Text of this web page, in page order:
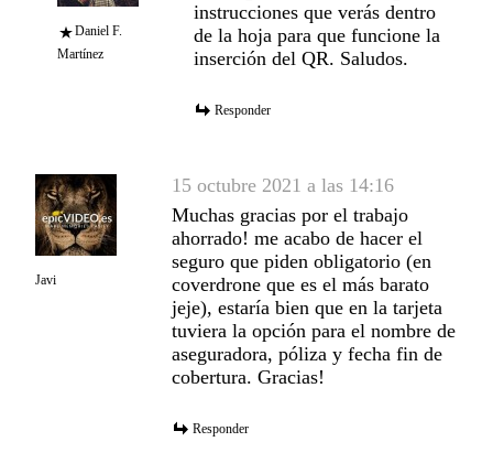
Daniel F.
Martínez
instrucciones que verás dentro
de la hoja para que funcione la
inserción del QR. Saludos.
Responder
Javi
15 octubre 2021 a las 14:16
Muchas gracias por el trabajo
ahorrado! me acabo de hacer el
seguro que piden obligatorio (en
coverdrone que es el más barato
jeje), estaría bien que en la tarjeta
tuviera la opción para el nombre de
aseguradora, póliza y fecha fin de
cobertura. Gracias!
Responder